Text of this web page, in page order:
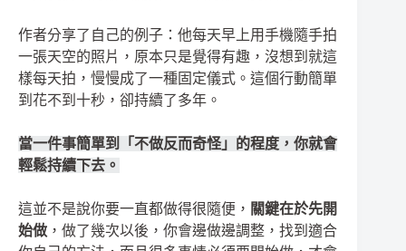
作者分享了自己的例子：他每天早上用手機隨手拍
一張天空的照片，原本只是覺得有趣，沒想到就這
樣每天拍，慢慢成了一種固定儀式。這個行動簡單
到花不到十秒，卻持續了多年。
當一件事簡單到「不做反而奇怪」的程度，你就會
輕鬆持續下去。
這並不是說你要一直都做得很隨便， 關鍵在於先開
始做 ，做了幾次以後，你會邊做邊調整，找到適合